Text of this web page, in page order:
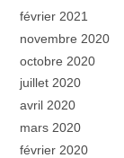
février 2021
novembre 2020
octobre 2020
juillet 2020
avril 2020
mars 2020
février 2020